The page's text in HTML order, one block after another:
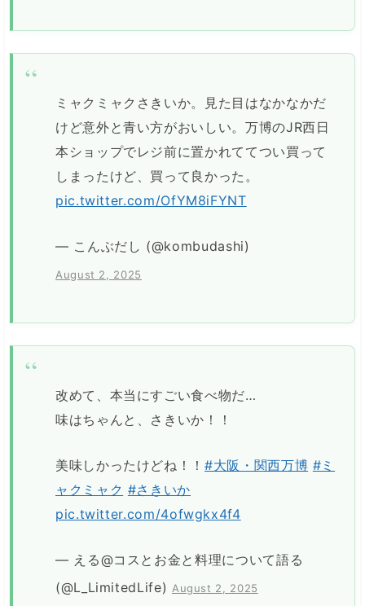
ミャクミャクさきいか。見た目はなかなかだ
けど意外と青い方がおいしい。万博のJR西日
本ショップでレジ前に置かれててつい買って
しまったけど、買って良かった。
pic.twitter.com/OfYM8iFYNT
— こんぶだし (@kombudashi)
August 2, 2025
改めて、本当にすごい食べ物だ…
味はちゃんと、さきいか！！
美味しかったけどね！！#大阪・関西万博 #ミ
ャクミャク #さきいか
pic.twitter.com/4ofwgkx4f4
— える@コスとお金と料理について語る
(@L_LimitedLife) August 2, 2025